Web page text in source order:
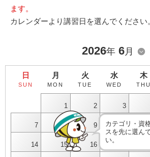
ます。
カレンダーより講習日を選んでください
2026年 6月
日
SUN
月
MON
火
TUE
水
WED
木
THU
1 2 3
7 8 9 10
14 15 16
カテゴリ・資
スを先に選ん
い。